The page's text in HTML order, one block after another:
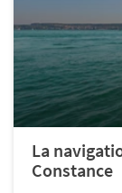
La
Constance